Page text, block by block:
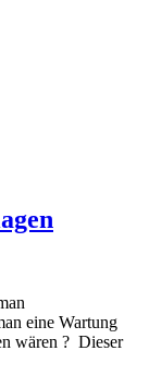
eine Wartung
wären ? Dieser